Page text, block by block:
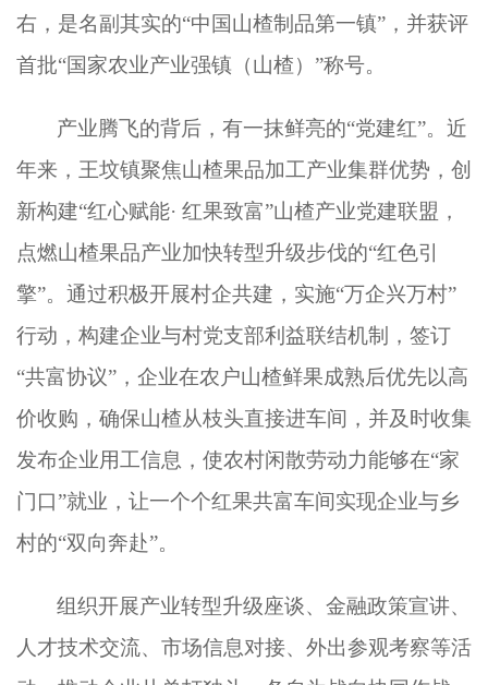
右，是名副其实的“中国山楂制品第一镇”，并获评
首批“国家农业产业强镇（山楂）”称号。
产业腾飞的背后，有一抹鲜亮的“党建红”。近
年来，王坟镇聚焦山楂果品加工产业集群优势，创
新构建“红心赋能· 红果致富”山楂产业党建联盟，
点燃山楂果品产业加快转型升级步伐的“红色引
擎”。通过积极开展村企共建，实施“万企兴万村”
行动，构建企业与村党支部利益联结机制，签订
“共富协议”，企业在农户山楂鲜果成熟后优先以高
价收购，确保山楂从枝头直接进车间，并及时收集
发布企业用工信息，使农村闲散劳动力能够在“家
门口”就业，让一个个红果共富车间实现企业与乡
村的“双向奔赴”。
组织开展产业转型升级座谈、金融政策宣讲、
人才技术交流、市场信息对接、外出参观考察等活